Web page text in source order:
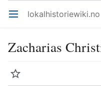
Åpne hovedmenyen lokalhistoriewiki.no
Zacharias
Overvåk